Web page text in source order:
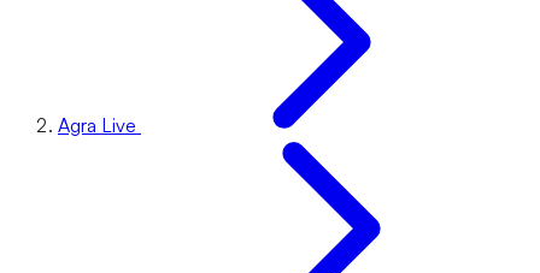
Agra Live